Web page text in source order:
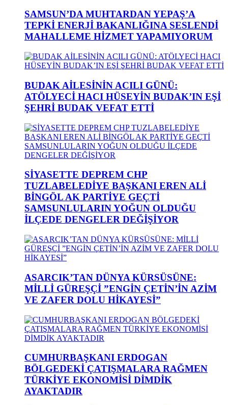
SAMSUN’DA MUHTARDAN YEPAŞ’A
TEPKİ ENERJİ BAKANLIĞINA SESLENDİ
MAHALLEME HİZMET YAPAMIYORUM
BUDAK AİLESİNİN ACILI GÜNÜ:
ATÖLYECİ HACI HÜSEYİN BUDAK’IN EŞİ
ŞEHRİ BUDAK VEFAT ETTİ
SİYASETTE DEPREM CHP
TUZLABELEDİYE BAŞKANI EREN ALİ
BİNGÖL AK PARTİYE GEÇTİ
SAMSUNLULARIN YOĞUN OLDUĞU
İLÇEDE DENGELER DEĞİŞİYOR
ASARCIK’TAN DÜNYA KÜRSÜSÜNE:
MİLLİ GÜREŞÇİ ”ENGİN ÇETİN’İN AZİM
VE ZAFER DOLU HİKAYESİ”
CUMHURBAŞKANI ERDOGAN
BÖLGEDEKİ ÇATIŞMALARA RAĞMEN
TÜRKİYE EKONOMİSİ DİMDİK
AYAKTADIR